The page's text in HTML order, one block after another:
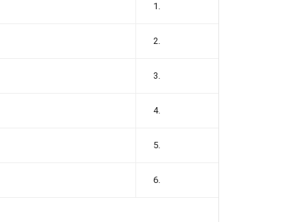
1.
2.
3.
4.
5.
6.